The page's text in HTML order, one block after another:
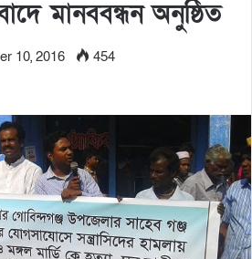
মানববন্ধন অনুষ্ঠিত
10, 2016
454